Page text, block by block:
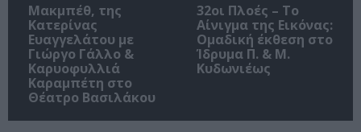
Μακμπέθ, της
Κατερίνας
Ευαγγελάτου με
Γιώργο Γάλλο &
Καρυοφυλλιά
Καραμπέτη στο
Θέατρο Βασιλάκου
32οι Πλοές – Το
Αίνιγμα της Εικόνας:
Ομαδική έκθεση στο
Ίδρυμα Π. & Μ.
Κυδωνιέως